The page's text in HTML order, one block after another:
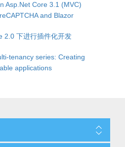
Asp.Net Core 3.1 (MVC)
and Blazor
2.0 下进行插件化开发
tenancy series: Creating
applications